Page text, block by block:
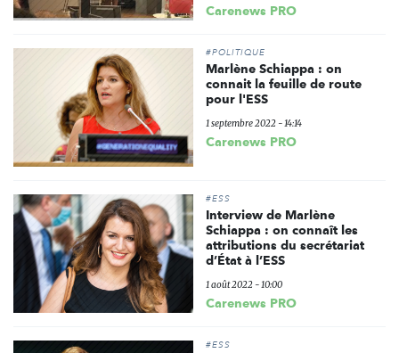
Carenews PRO
#POLITIQUE
Marlène Schiappa : on
connait la feuille de route
pour l'ESS
1 septembre 2022 - 14:14
Carenews PRO
#ESS
Interview de Marlène
Schiappa : on connaît les
attributions du secrétariat
d’État à l’ESS
1 août 2022 - 10:00
Carenews PRO
#ESS